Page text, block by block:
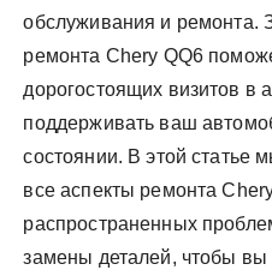
обслуживания и ремонта.
ремонта Chery QQ6
дорогостоящих визитов в
поддерживать ваш
состоянии. В этой статье
все аспекты ремонта
распространенных
замены деталей, чтобы вы